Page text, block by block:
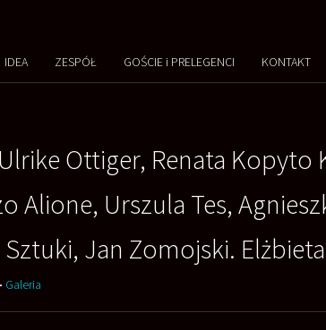
IDEA ZESPÓŁ GOŚCIE i PRELEGENCI KONTAKT
Ulrike Ottiger, Renata
Alione, Urszula Tes,
Jan Zomojski.
Galeria